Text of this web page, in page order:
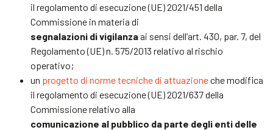
il regolamento di esecuzione (UE) 2021/451 della
Commissione in materia di
segnalazioni di vigilanzaai sensi dell’art. 430, par. 7, del
Regolamento (UE) n. 575/2013 relativo al rischio
operativo;
un progetto di norme tecniche di attuazioneche modifica
il regolamento di esecuzione (UE) 2021/637 della
Commissione relativo alla
comunicazione al pubblico da parte degli enti delle